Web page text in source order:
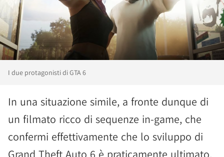
I due protagonisti di GTA 6
In una situazione simile, a fronte dunque di
un filmato ricco di sequenze in-game, che
confermi effettivamente che lo sviluppo di
Grand Theft Auto 6 è praticamente ultimato,